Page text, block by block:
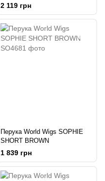
2 119 грн
Перука World Wigs SOPHIE
SHORT BROWN
1 839 грн